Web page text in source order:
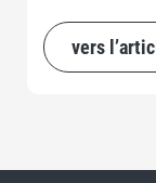
vers